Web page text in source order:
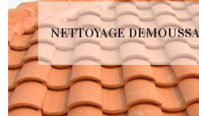
NETTOYAGE